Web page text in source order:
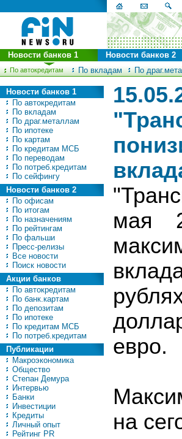
По автокредитам По вкладам По
Новости банков 1 Новости банков 2
Новости банков 1
По автокредитам
По вкладам
По драг.металлам
По ипотеке
По картам
По кредитам МСБ
По переводам
По потреб.кредитам
По сейфингу
Новости банков 2
По офисам
По итогам
По назначениям
По рейтингам
По фальши
Пресс-релизы
Все новости
Поиск новости
Акции банков
По автокредитам
По банк.картам
По депозитам
По ипотеке
По кредитам МСБ
По потреб.кредитам
Публикации
Макроэкономика
Общество
Степан Демура
Интервью
Банки
Инвестиции
Кредиты
Личный опыт
Рейтинг PR
мая
евро.
на